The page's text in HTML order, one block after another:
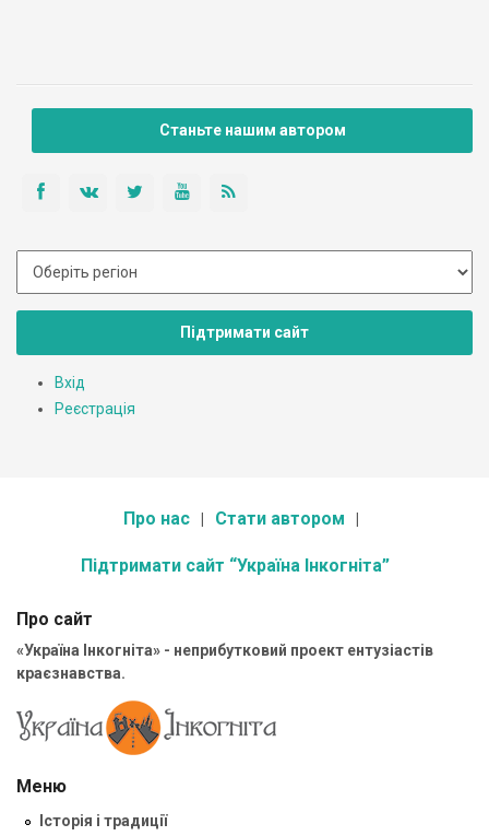
Станьте нашим автором
Підтримати сайт
Вхід
Реєстрація
Про нас Стати автором
Підтримати сайт “Україна Інкогніта”
Про сайт
«Україна Інкогніта» - неприбутковий проект ентузіастів
краєзнавства.
Меню
Історія і традиції